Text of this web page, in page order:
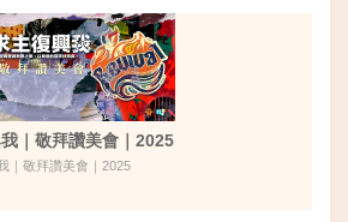
｜敬拜讚美會｜2025
｜敬拜讚美會｜2025